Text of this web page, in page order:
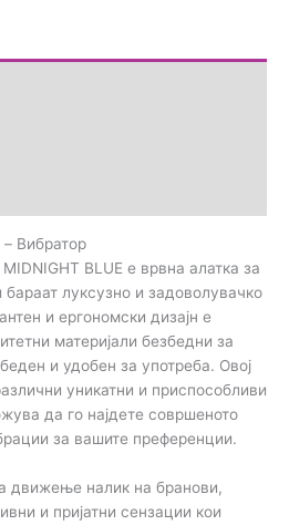
– Вибратор
MIDNIGHT BLUE е врвна алатка за
луксузно и задоволувачко
и ергономски дизајн е
материјали безбедни за
и удобен за употреба. Овој
уникатни и приспособливи
да го најдете совршеното
за вашите преференции.
движење налик на бранови,
и пријатни сензации кои